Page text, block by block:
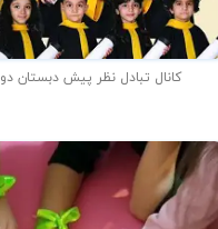
کانال تبادل نظر پیش دبستان دو